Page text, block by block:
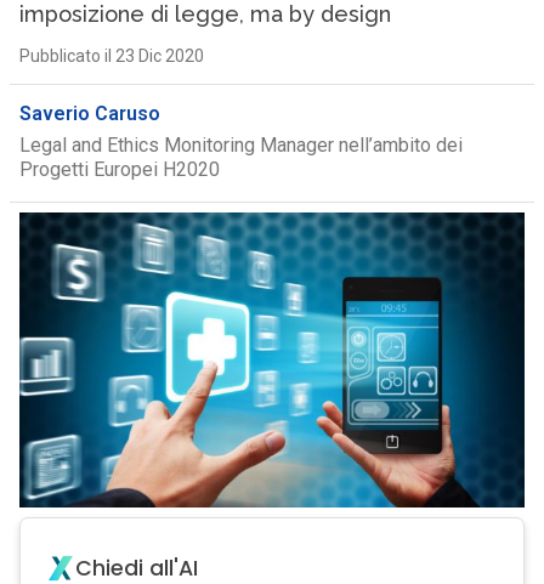
imposizione di legge, ma by design
Pubblicato il 23 Dic 2020
Saverio Caruso
Legal and Ethics Monitoring Manager nell’ambito dei
Progetti Europei H2020
Chiedi all'AI